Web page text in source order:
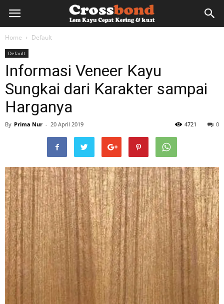
lemkayu.net
Lem
HPL,
Kertas,
Vinyl
Home Default
Default
Informasi Veneer Kayu
Sungkai dari Karakter sampai
Harganya
By Prima Nur - 20 April 2019 0
4721